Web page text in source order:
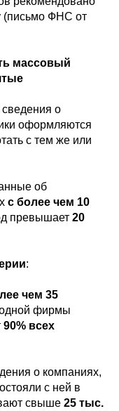
(письмо ФНС от
массовый
о
оформляются
с тем же или
об
с более чем 10
превышает 20
:
чем 35
одной фирмы
90% всех
о компаниях,
с ней в
свыше 25 тыс.